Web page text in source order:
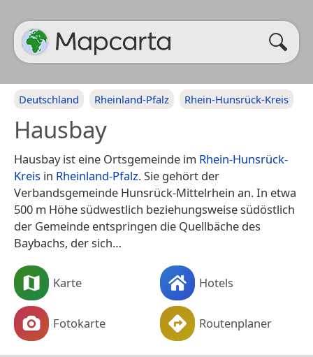
Deutschland Rheinland-Pfalz Rhein-Hunsrück-Kreis
Hausbay
Hausbay ist eine Ortsgemeinde im Rhein-Hunsrück-
Kreis in Rheinland-Pfalz. Sie gehört der
Verbandsgemeinde Hunsrück-Mittelrhein an. In etwa
500 m Höhe südwestlich beziehungsweise südöstlich
der Gemeinde entspringen die Quellbäche des
Baybachs, der sich…
Karte Hotels
Fotokarte Routenplaner